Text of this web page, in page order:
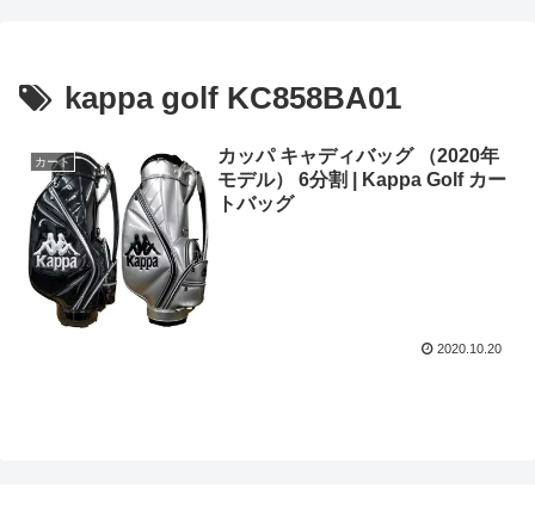
kappa golf KC858BA01
カート
カッパ キャディバッグ （2020年
モデル） 6分割 | Kappa Golf カー
トバッグ
2020.10.20